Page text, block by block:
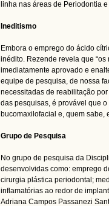
linha nas áreas de Periodontia e
Ineditismo
Embora o emprego do ácido
inédito. Rezende revela que
imediatamente aprovado e
equipe de pesquisa, de nossa
necessitadas de reabilitação
das pesquisas, é provável que
bucomaxilofacial e, quem sabe,
Grupo de Pesquisa
No grupo de pesquisa da
desenvolvidas como: emprego
cirurgia plástica periodontal;
inflamatórias ao redor de
Adriana Campos Passanezi